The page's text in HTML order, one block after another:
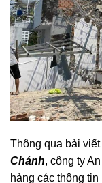
Thông qua bài viết
Chánh , công ty
hàng các thông